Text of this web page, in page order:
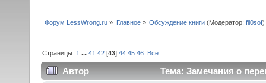
Форум LessWrong.ru » Главное» Обсуждение книги(Модератор: fil0sof)
Страницы: 1 ...41 42 [43]44 45 46 Все
Автор Тема: Замечания о